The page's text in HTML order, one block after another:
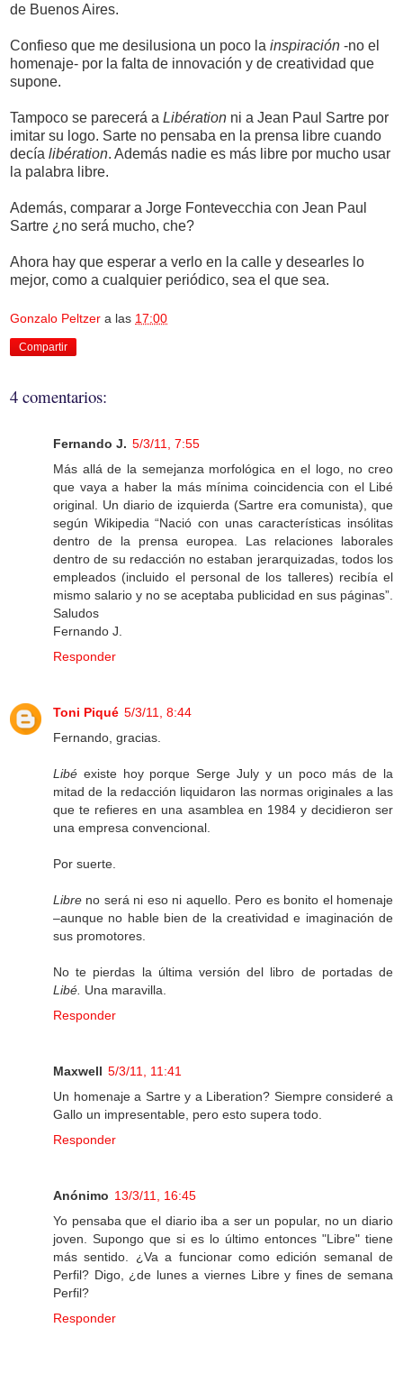
de Buenos Aires.
Confieso que me desilusiona un poco la inspiración -no el
homenaje- por la falta de innovación y de creatividad que
supone.
Tampoco se parecerá a Libération ni a Jean Paul Sartre por
imitar su logo. Sarte no pensaba en la prensa libre cuando
decía libération. Además nadie es más libre por mucho usar
la palabra libre.
Además, comparar a Jorge Fontevecchia con Jean Paul
Sartre ¿no será mucho, che?
Ahora hay que esperar a verlo en la calle y desearles lo
mejor, como a cualquier periódico, sea el que sea.
Gonzalo Peltzer a las 17:00
Compartir
4 comentarios:
Fernando J. 5/3/11, 7:55
Más allá de la semejanza morfológica en el logo, no creo
que vaya a haber la más mínima coincidencia con el Libé
original. Un diario de izquierda (Sartre era comunista), que
según Wikipedia “Nació con unas características insólitas
dentro de la prensa europea. Las relaciones laborales
dentro de su redacción no estaban jerarquizadas, todos los
empleados (incluido el personal de los talleres) recibía el
mismo salario y no se aceptaba publicidad en sus páginas”.
Saludos
Fernando J.
Responder
Toni Piqué 5/3/11, 8:44
Fernando, gracias.
Libé existe hoy porque Serge July y un poco más de la
mitad de la redacción liquidaron las normas originales a las
que te refieres en una asamblea en 1984 y decidieron ser
una empresa convencional.
Por suerte.
Libre no será ni eso ni aquello. Pero es bonito el homenaje
–aunque no hable bien de la creatividad e imaginación de
sus promotores.
No te pierdas la última versión del libro de portadas de
Libé. Una maravilla.
Responder
Maxwell 5/3/11, 11:41
Un homenaje a Sartre y a Liberation? Siempre consideré a
Gallo un impresentable, pero esto supera todo.
Responder
Anónimo 13/3/11, 16:45
Yo pensaba que el diario iba a ser un popular, no un diario
joven. Supongo que si es lo último entonces "Libre" tiene
más sentido. ¿Va a funcionar como edición semanal de
Perfil? Digo, ¿de lunes a viernes Libre y fines de semana
Perfil?
Responder